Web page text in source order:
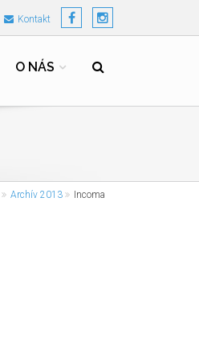
Kontakt
O NÁS
Archív 2013 Incoma